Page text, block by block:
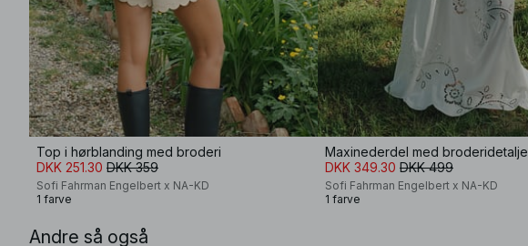
Top i hørblanding med broderi
DKK 251.30 DKK 359
Sofi Fahrman Engelbert x NA-KD
1 farve
Maxinederdel med broderidetalje
DKK 349.30 DKK 499
Sofi Fahrman Engelbert x NA-KD
1 farve
Andre så også